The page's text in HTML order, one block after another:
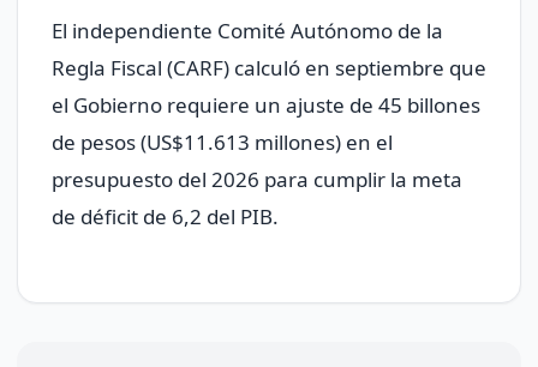
El independiente Comité Autónomo de la
Regla Fiscal (CARF) calculó en septiembre que
el Gobierno requiere un ajuste de 45 billones
de pesos (US$11.613 millones) en el
presupuesto del 2026 para cumplir la meta
de déficit de 6,2 del PIB.